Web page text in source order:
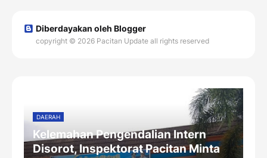
Diberdayakan oleh Blogger
copyright © 2026 Pacitan Update all rights reserved
DAERAH
Kelemahan Pengendalian Intern
Disorot, Inspektorat Pacitan Minta